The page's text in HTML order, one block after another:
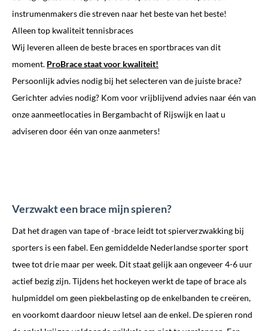
instrumenmakers die streven naar het beste van het beste!
Alleen top kwaliteit tennisbraces
Wij leveren alleen de beste braces en sportbraces van dit
moment. ProBrace staat voor kwaliteit!
Persoonlijk advies nodig bij het selecteren van de juiste brace?
Gerichter advies nodig? Kom voor vrijblijvend advies naar één van
onze aanmeetlocaties in Bergambacht of Rijswijk en laat u
adviseren door één van onze aanmeters!
Verzwakt een brace mijn spieren?
Dat het dragen van tape of -brace leidt tot spierverzwakking bij
sporters is een fabel. Een gemiddelde Nederlandse sporter sport
twee tot drie maar per week. Dit staat gelijk aan ongeveer 4-6 uur
actief bezig zijn. Tijdens het hockeyen werkt de tape of brace als
hulpmiddel om geen piekbelasting op de enkelbanden te creëren,
en voorkomt daardoor nieuw letsel aan de enkel. De spieren rond